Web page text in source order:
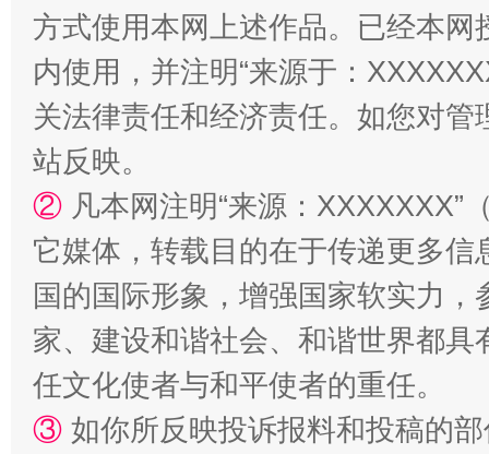
方式使用本网上述作品。已经本
内使用，并注明“来源于：
关法律责任和经济责任。如您对
站反映。
② 凡本网注明“来源：
它媒体，转载目的在于传递更多
国的国际形象，增强国家软实力
家、建设和谐社会、和谐世界都
任文化使者与和平使者的重任。
③ 如你所反映投诉报料和投稿的